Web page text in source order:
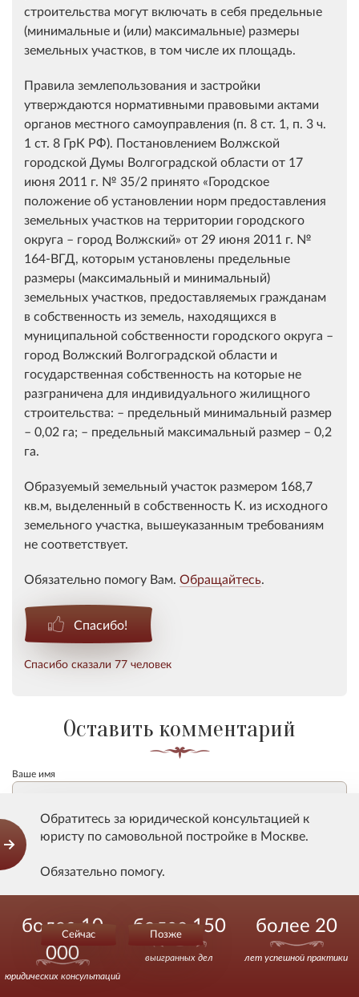
строительства могут включать в себя предельные
(минимальные и (или) максимальные) размеры
земельных участков, в том числе их площадь.
Правила землепользования и застройки
утверждаются нормативными правовыми актами
органов местного самоуправления (п. 8 ст. 1, п. 3 ч.
1 ст. 8 ГрК РФ). Постановлением Волжской
городской Думы Волгоградской области от 17
июня 2011 г. № 35/2 принято «Городское
положение об установлении норм предоставления
земельных участков на территории городского
округа – город Волжский» от 29 июня 2011 г. №
164-ВГД, которым установлены предельные
размеры (максимальный и минимальный)
земельных участков, предоставляемых гражданам
в собственность из земель, находящихся в
муниципальной собственности городского округа –
город Волжский Волгоградской области и
государственная собственность на которые не
разграничена для индивидуального жилищного
строительства: – предельный минимальный размер
– 0,02 га; – предельный максимальный размер – 0,2
га.
Образуемый земельный участок размером 168,7
кв.м, выделенный в собственность К. из исходного
земельного участка, вышеуказанным требованиям
не соответствует.
Обязательно помогу Вам. Обращайтесь.
Спасибо!
Спасибо сказали 77 человек
Оставить комментарий
Ваше имя
Email (Не отображается на сайте)
ДаюсогласиеСундакову В.В. на хранение и обработку моих
Обратитесь за юридической консультацией к
юристу по самовольной постройке в Москве.
Обязательно помогу.
Сейчас Позже
более 10
000
юридических консультаций
более 150
выигранных дел
более 20
лет успешной практики